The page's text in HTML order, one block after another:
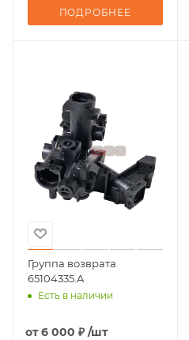
ПОДРОБНЕЕ
Группа возврата
65104335.A
Есть в наличии
от6 000 ₽ /шт